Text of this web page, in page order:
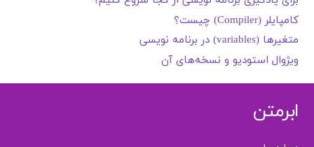
کامپایلر (Compiler) چیست؟
متغیرها (variables) در برنامه نویسی
ویژوال استودیو و نسخه‌های آن
ابرمتن